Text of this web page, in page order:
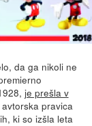
da ga nikoli ne
je prešla v
pravica
ki so izšla leta